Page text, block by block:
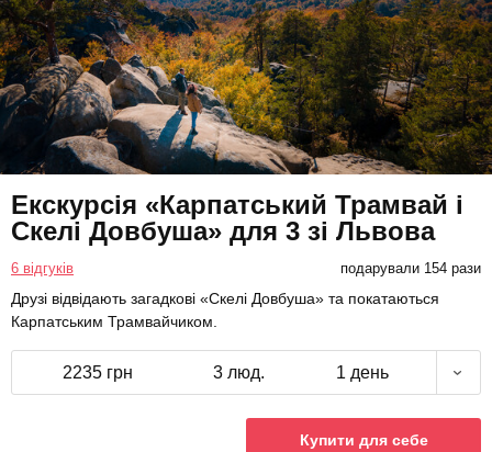
Екскурсія «Карпатський Трамвай і
Скелі Довбуша» для 3 зі Львова
6 відгуків подарували 154 рази
Друзі відвідають загадкові «Скелі Довбуша» та покатаються
Карпатським Трамвайчиком.
2235 грн 3 люд. 1 день
Купити для себе